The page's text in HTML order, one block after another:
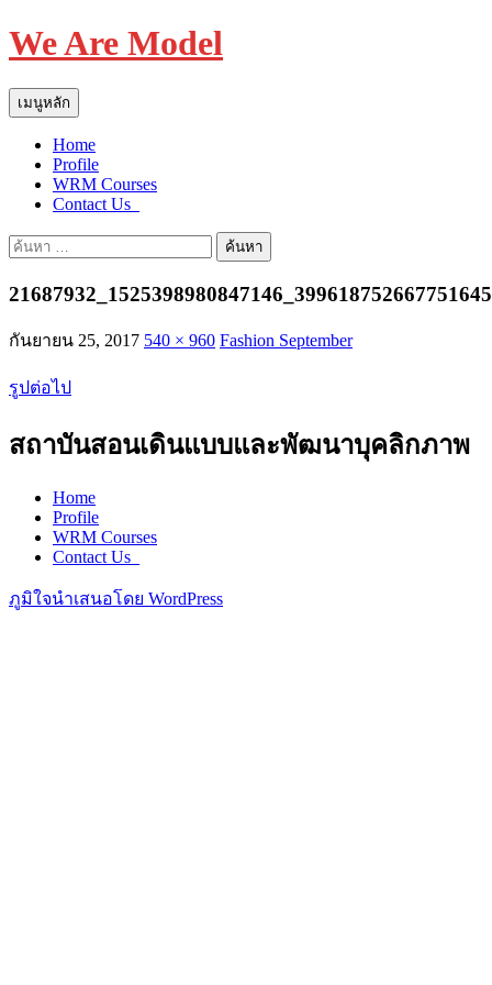
We Are Model
ค้นหา
เมนูหลัก
ยัง
เนื้อหา
Home
Profile
WRM Courses
Contact Us_
ค้นหา
กันยายน 25, 2017 540 × 960 Fashion September
รูปต่อไป
สถาบันสอนเดินแบบและพัฒนาบุคลิกภาพ
Home
Profile
WRM Courses
Contact Us_
ภูมิใจนำเสนอโดย WordPress